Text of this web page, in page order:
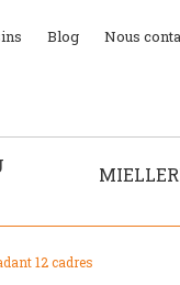
Blog Nous
12 cadres